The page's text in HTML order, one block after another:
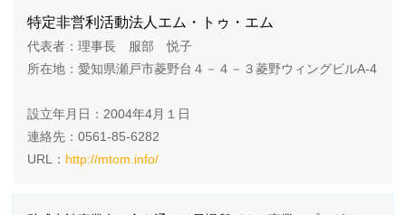
特定非営利活動法人エム・トゥ・エム
代表者：理事長 服部 悦子
所在地：愛知県瀬戸市菱野台４－４－３菱野ウィングビルA-4
設立年月日：2004年4月１日
連絡先：0561-85-6282
URL： http://mtom.info/